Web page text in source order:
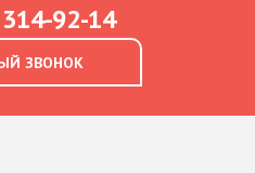
92-14
ЗВОНОК